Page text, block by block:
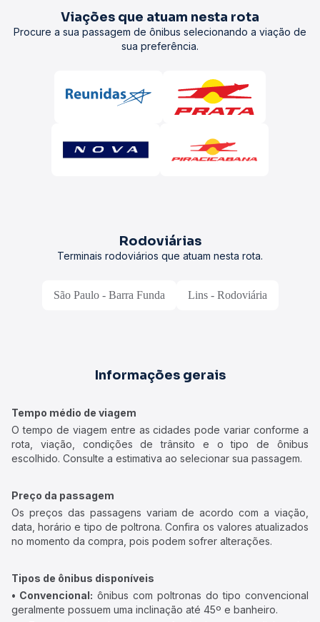
Viações que atuam nesta rota
Procure a sua passagem de ônibus selecionando a viação de
sua preferência.
Rodoviárias
Terminais rodoviários que atuam nesta rota.
São Paulo - Barra Funda Lins - Rodoviária
Informações gerais
Tempo médio de viagem
O tempo de viagem entre as cidades pode variar conforme a
rota, viação, condições de trânsito e o tipo de ônibus
escolhido. Consulte a estimativa ao selecionar sua passagem.
Preço da passagem
Os preços das passagens variam de acordo com a viação,
data, horário e tipo de poltrona. Confira os valores atualizados
no momento da compra, pois podem sofrer alterações.
Tipos de ônibus disponíveis
• Convencional: ônibus com poltronas do tipo convencional
geralmente possuem uma inclinação até 45º e banheiro.